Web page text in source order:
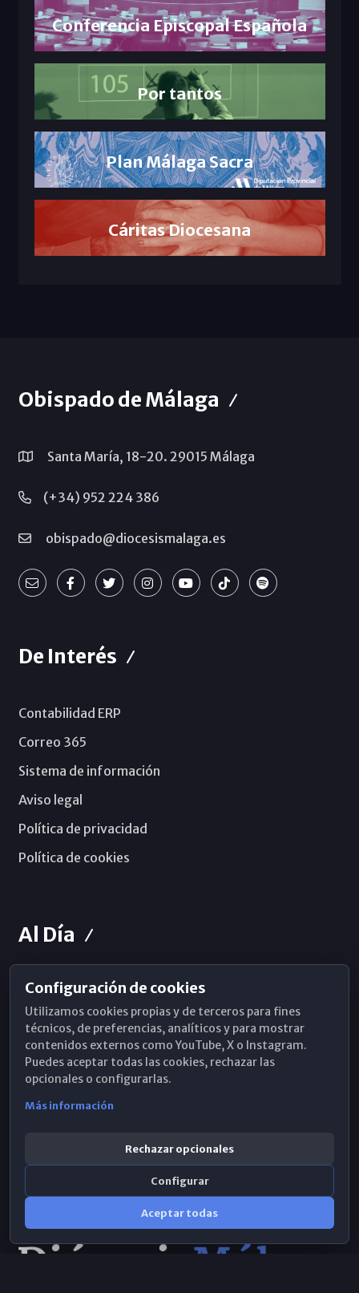
Conferencia Episcopal Española
Por tantos
Plan Málaga Sacra
Cáritas Diocesana
Obispado de Málaga
Santa María, 18-20. 29015 Málaga
(+34) 952 224 386
obispado@diocesismalaga.es
De Interés
Contabilidad ERP
Correo 365
Sistema de información
Aviso legal
Política de privacidad
Política de cookies
Al Día
Horarios de Misa
Hemeroteca
WhatsApp
Configuración de cookies
Utilizamos cookies propias y de terceros para fines
técnicos, de preferencias, analíticos y para mostrar
contenidos externos como YouTube, X o Instagram.
Puedes aceptar todas las cookies, rechazar las
opcionales o configurarlas.
Más información
Rechazar opcionales
Configurar
Aceptar todas